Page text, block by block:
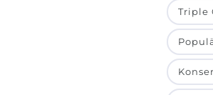
Triple